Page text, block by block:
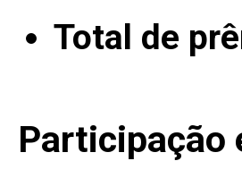
Total de
Participação